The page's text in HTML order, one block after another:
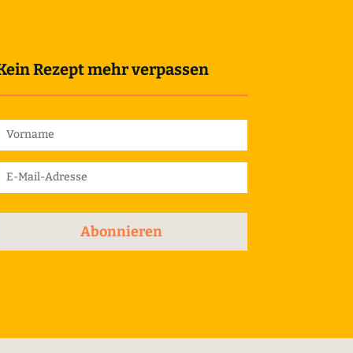
Rezept mehr verpassen
Abonnieren